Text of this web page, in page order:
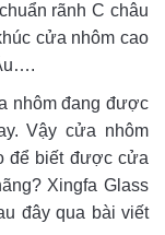
rãnh C châu
cửa nhôm cao
nhôm đang được
Vậy cửa nhôm
để biết được cửa
Xingfa Glass
đây qua bài viết